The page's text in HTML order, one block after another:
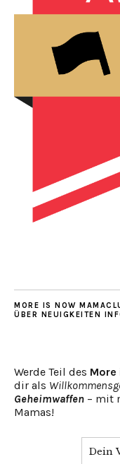
MORE IS NOW
ÜBER NEUIGKEITEN
Werde Teil des More
dir als
Geheimwaffen – mit
Mamas!